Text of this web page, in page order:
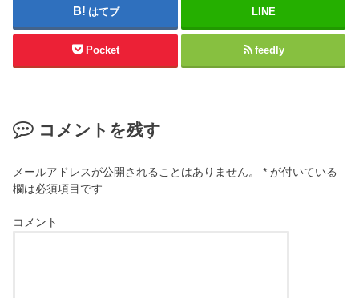
はてブ LINE
Pocket feedly
コメントを残す
メールアドレスが公開されることはありません。 * が付いている
欄は必須項目です
コメント